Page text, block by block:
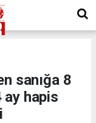
sanığa 8
ay hapis